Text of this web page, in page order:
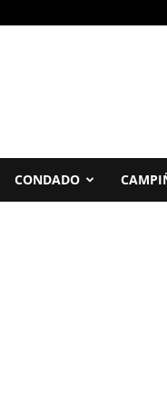
CONDADO